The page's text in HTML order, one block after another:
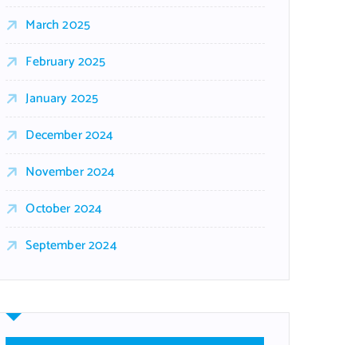
March 2025
February 2025
January 2025
December 2024
November 2024
October 2024
September 2024